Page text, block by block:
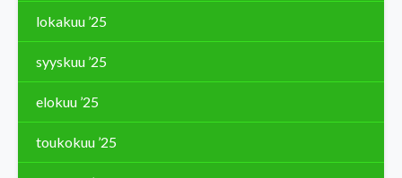
lokakuu ’25
syyskuu ’25
elokuu ’25
toukokuu ’25